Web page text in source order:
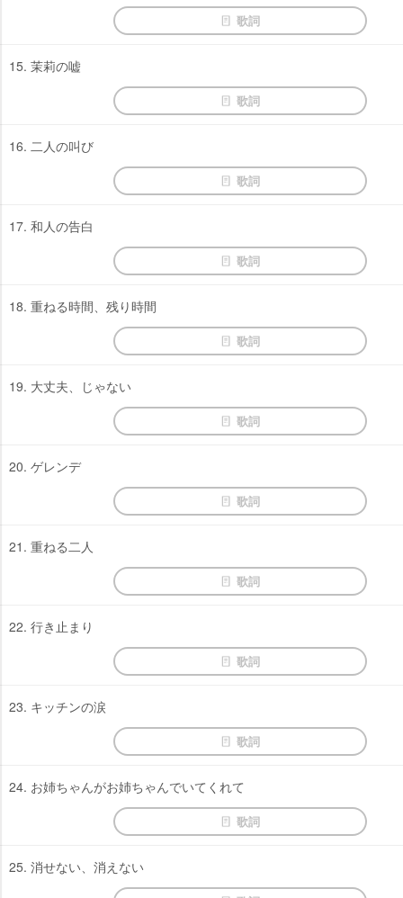
歌詞
15. 茉莉の嘘
歌詞
16. 二人の叫び
歌詞
17. 和人の告白
歌詞
18. 重ねる時間、残り時間
歌詞
19. 大丈夫、じゃない
歌詞
20. ゲレンデ
歌詞
21. 重ねる二人
歌詞
22. 行き止まり
歌詞
23. キッチンの涙
歌詞
24. お姉ちゃんがお姉ちゃんでいてくれて
歌詞
25. 消せない、消えない